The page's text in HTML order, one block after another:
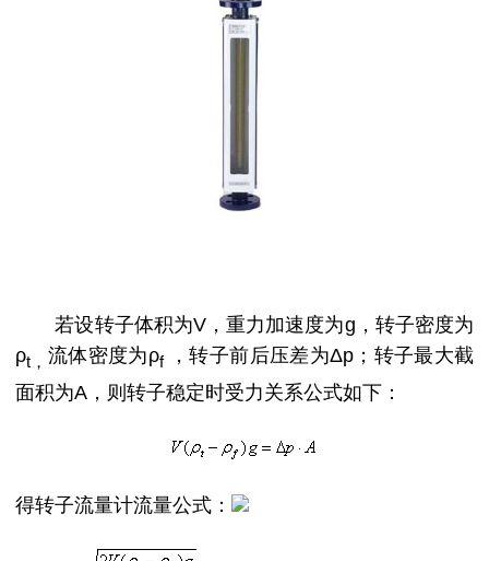
若设转子体积为V，重力加速度为g，转子密度为
ρt， 流体密度为ρf ，转子前后压差为Δp；转子最大截
面积为A，则转子稳定时受力关系公式如下：
得转子流量计流量公式：